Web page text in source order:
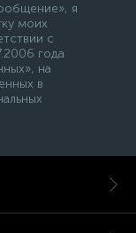
я
моих
с
года
на
в